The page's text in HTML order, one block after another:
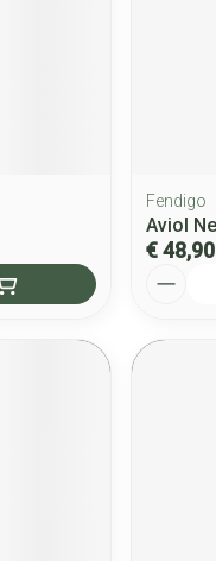
Fendigo
Aviol
€ 48,90